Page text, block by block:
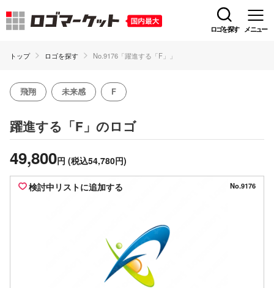
ロゴを探す メニュー
トップ ロゴを探す No.9176「躍進する「F」」
飛翔 未来感 F
躍進する「F」 のロゴ
49,800円 (税込54,780円)
検討中リストに追加する No.9176